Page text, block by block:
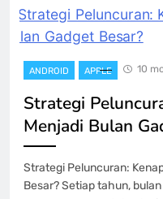
ANDROID APPLE 10
Strategi
Menjadi Bulan
Strategi Peluncuran:
Besar? Setiap tahun,